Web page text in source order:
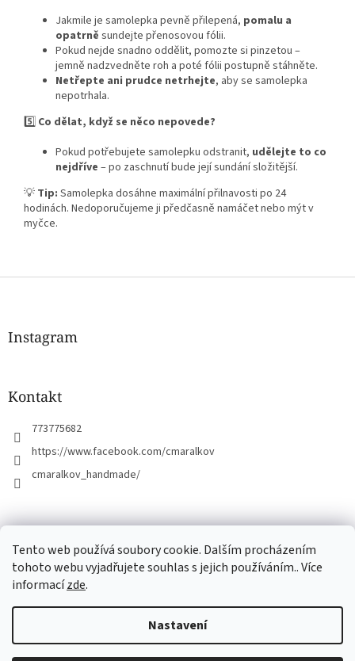
Tento web používá soubory cookie. Dalším procházením
tohoto webu vyjadřujete souhlas s jejich používáním.. Více
informacízde.
Nastavení
Jakmile je samolepka pevně přilepená, pomalu a
opatrně sundejte přenosovou fólii.
Pokud nejde snadno oddělit, pomozte si pinzetou –
jemně nadzvedněte roh a poté fólii postupně stáhněte.
Netřepte ani prudce netrhejte, aby se samolepka
nepotrhala.
5️⃣ Co dělat, když se něco nepovede?
Pokud potřebujete samolepku odstranit, udělejte to co
nejdříve – po zaschnutí bude její sundání složitější.
💡 Tip: Samolepka dosáhne maximální přilnavosti po 24
hodinách. Nedoporučujeme ji předčasně namáčet nebo mýt v
myčce.
Z
Instagram
Kontakt
773775682
https://www.facebook.com/cmaralkov
cmaralkov_handmade/